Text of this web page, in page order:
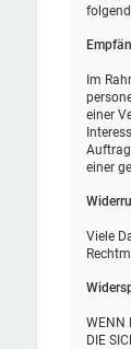
Im
einer
einer
Viele
WENN
DIE